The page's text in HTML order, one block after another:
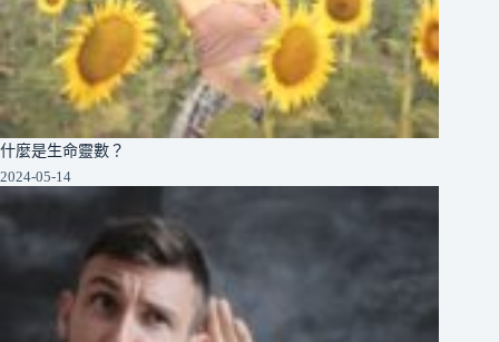
什麼是生命靈數？
2024-05-14